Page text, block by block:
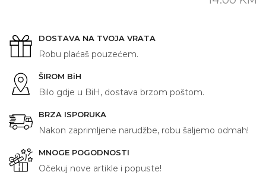
DOSTAVA NA TVOJA VRATA
Robu plaćaš pouzećem.
ŠIROM BiH
Bilo gdje u BiH, dostava brzom poštom.
BRZA ISPORUKA
Nakon zaprimljene narudžbe, robu šaljemo odmah!
MNOGE POGODNOSTI
Očekuj nove artikle i popuste!